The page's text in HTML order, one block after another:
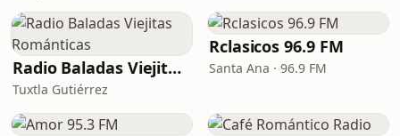
Radio Baladas Viejitas Románticas
Tuxtla Gutiérrez
Rclasicos 96.9 FM
Santa Ana · 96.9 FM